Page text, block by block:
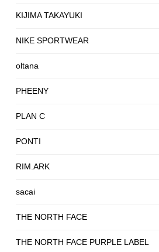
KIJIMA TAKAYUKI
NIKE SPORTWEAR
oltana
PHEENY
PLAN C
PONTI
RIM.ARK
sacai
THE NORTH FACE
THE NORTH FACE PURPLE LABEL